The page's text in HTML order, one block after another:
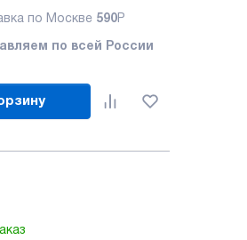
по Москве 590Р
по всей России